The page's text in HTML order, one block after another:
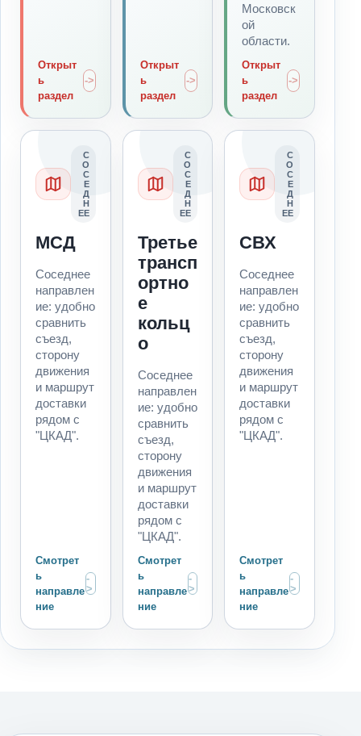
Открыт
ь
раздел
Открыт
ь
раздел
Московск
ой
области.
Открыт
ь
раздел
С
О
С
Е
Д
Н
ЕЕ
МСД
Соседнее
направлен
ие: удобно
сравнить
съезд,
сторону
движения
и маршрут
доставки
рядом с
"ЦКАД".
Смотрет
ь
направле
ние
С
О
С
Е
Д
Н
ЕЕ
Третье
трансп
ортно
е
кольц
о
Соседнее
направлен
ие: удобно
сравнить
съезд,
сторону
движения
и маршрут
доставки
рядом с
"ЦКАД".
Смотрет
ь
направле
ние
С
О
С
Е
Д
Н
ЕЕ
СВХ
Соседнее
направлен
ие: удобно
сравнить
съезд,
сторону
движения
и маршрут
доставки
рядом с
"ЦКАД".
Смотрет
ь
направле
ние